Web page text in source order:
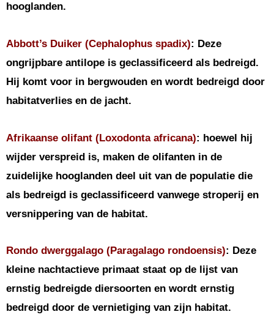
hooglanden.
Abbott’s Duiker (Cephalophus spadix): Deze
ongrijpbare antilope is geclassificeerd als bedreigd.
Hij komt voor in bergwouden en wordt bedreigd door
habitatverlies en de jacht.
Afrikaanse olifant (Loxodonta africana): hoewel hij
wijder verspreid is, maken de olifanten in de
zuidelijke hooglanden deel uit van de populatie die
als bedreigd is geclassificeerd vanwege stroperij en
versnippering van de habitat.
Rondo dwerggalago (Paragalago rondoensis): Deze
kleine nachtactieve primaat staat op de lijst van
ernstig bedreigde diersoorten en wordt ernstig
bedreigd door de vernietiging van zijn habitat.